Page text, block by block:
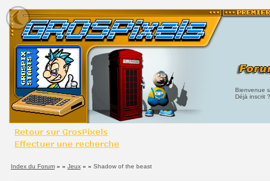
Bienvenue
Déjà inscrit
Index du Forum» » Jeux» » Shadow of the beast